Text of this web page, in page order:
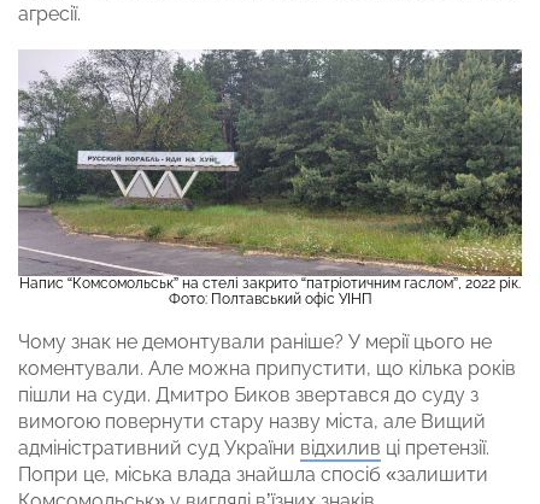
агресії.
Напис “Комсомольськ” на стелі закрито “патріотичним гаслом”, 2022 рік.
Фото: Полтавський офіс УІНП
Чому знак не демонтували раніше? У мерії цього не
коментували. Але можна припустити, що кілька років
пішли на суди. Дмитро Биков звертався до суду з
вимогою повернути стару назву міста, але Вищий
адміністративний суд України відхилив ці претензії.
Попри це, міська влада знайшла спосіб «залишити